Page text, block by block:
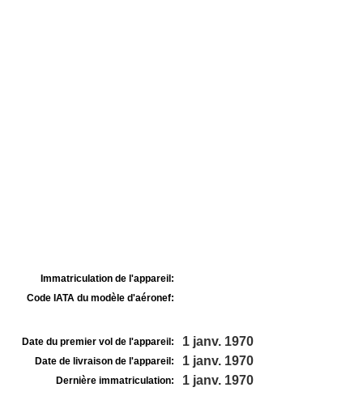
Immatriculation de l'appareil:
Code IATA du modèle d'aéronef:
Date du premier vol de l'appareil: 1 janv. 1970
Date de livraison de l'appareil: 1 janv. 1970
Dernière immatriculation: 1 janv. 1970